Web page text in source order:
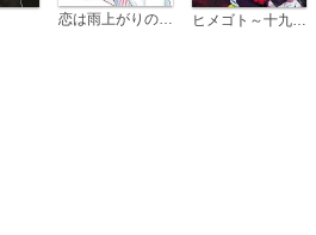
恋は雨上がりのように